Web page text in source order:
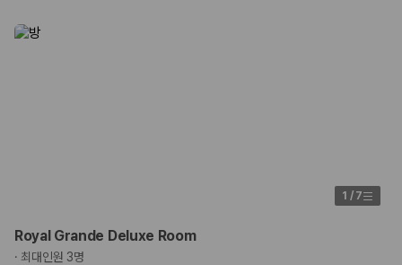
가 가장 먼저 비교하는 차종입니다.
제주렌트카 보험까지 비교해야 진짜 가격비교입
니다
1 / 7
Royal Grande Deluxe Room
· 최대인원 3명